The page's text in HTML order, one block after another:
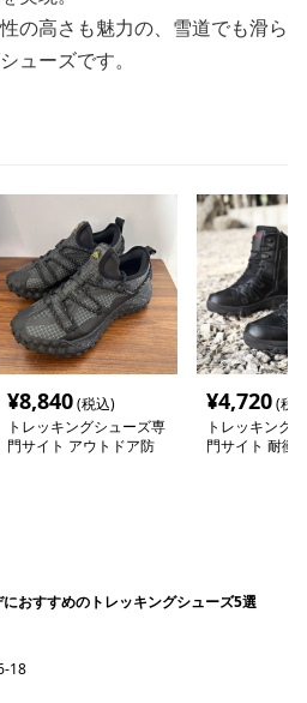
の高さも魅力の、雪道でも滑ら
ューズです。
¥8,840(税込)
トレッキングシューズ専
門サイト アウトドア防
¥4,720(税
トレッキング
門サイト 耐衝
おすすめのトレッキングシューズ5選
18